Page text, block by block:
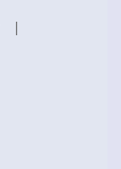
|